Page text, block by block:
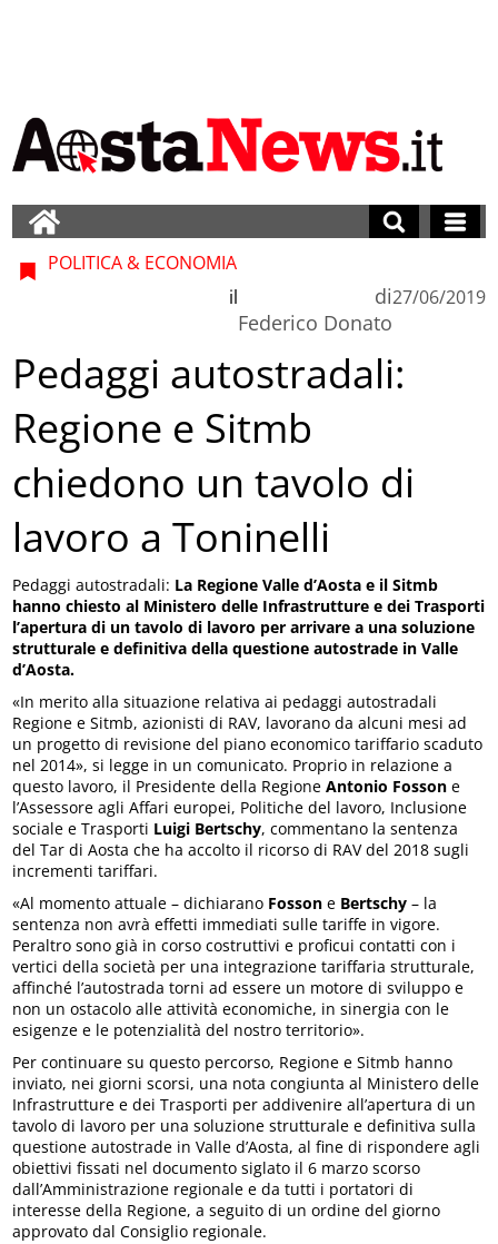
POLITICA & ECONOMIA
di
Federico Donato
il 27/06/2019
Pedaggi autostradali:
Regione e Sitmb
chiedono un tavolo di
lavoro a Toninelli
Pedaggi autostradali: La Regione Valle d’Aosta e il Sitmb
hanno chiesto al Ministero delle Infrastrutture e dei Trasporti
l’apertura di un tavolo di lavoro per arrivare a una soluzione
strutturale e definitiva della questione autostrade in Valle
d’Aosta.
«In merito alla situazione relativa ai pedaggi autostradali
Regione e Sitmb, azionisti di RAV, lavorano da alcuni mesi ad
un progetto di revisione del piano economico tariffario scaduto
nel 2014», si legge in un comunicato. Proprio in relazione a
questo lavoro, il Presidente della RegioneAntonio Fosson e
l’Assessore agli Affari europei, Politiche del lavoro, Inclusione
sociale e Trasporti Luigi Bertschy, commentano la sentenza
del Tar di Aosta che ha accolto il ricorso di RAV del 2018 sugli
incrementi tariffari.
«Al momento attuale – dichiarano Fosson e Bertschy – la
sentenza non avrà effetti immediati sulle tariffe in vigore.
Peraltro sono già in corso costruttivi e proficui contatti con i
vertici della società per una integrazione tariffaria strutturale,
affinché l’autostrada torni ad essere un motore di sviluppo e
non un ostacolo alle attività economiche, in sinergia con le
esigenze e le potenzialità del nostro territorio».
Per continuare su questo percorso, Regione e Sitmb hanno
inviato, nei giorni scorsi, una nota congiunta al Ministero delle
Infrastrutture e dei Trasporti per addivenire all’apertura di un
tavolo di lavoro per una soluzione strutturale e definitiva sulla
questione autostrade in Valle d’Aosta, al fine di rispondere agli
obiettivi fissati nel documento siglato il 6 marzo scorso
dall’Amministrazione regionale e da tutti i portatori di
interesse della Regione, a seguito di un ordine del giorno
approvato dal Consiglio regionale.